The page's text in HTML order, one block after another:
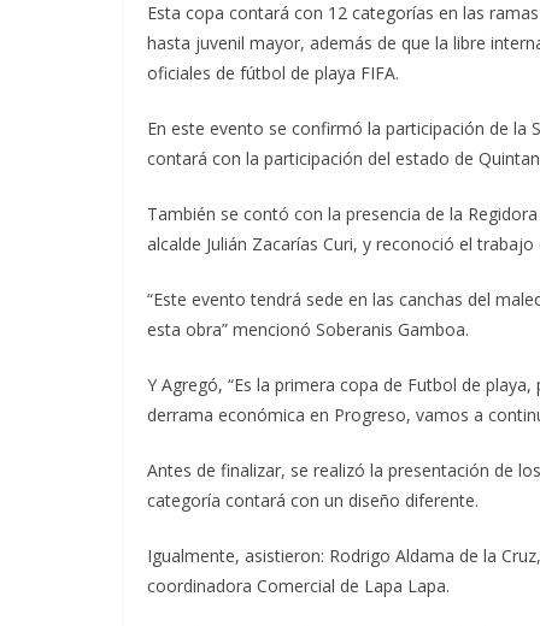
Esta copa contará con 12 categorías en las
hasta juvenil mayor, además de que la libre
oficiales de fútbol de playa FIFA.
En este evento se confirmó la participación de la
contará con la participación del estado de
También se contó con la presencia de la
alcalde Julián Zacarías Curi, y reconoció el
“Este evento tendrá sede en las canchas del
esta obra” mencionó Soberanis Gamboa.
Y Agregó, “Es la primera copa de Futbol de
derrama económica en Progreso, vamos a
Antes de finalizar, se realizó la presentación de
categoría contará con un diseño diferente.
Igualmente, asistieron: Rodrigo Aldama de la
coordinadora Comercial de Lapa Lapa.